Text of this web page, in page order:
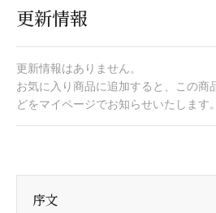
更新情報
更新情報はありません。
お気に入り商品に追加すると、この商
どをマイページでお知らせいたします。
序文